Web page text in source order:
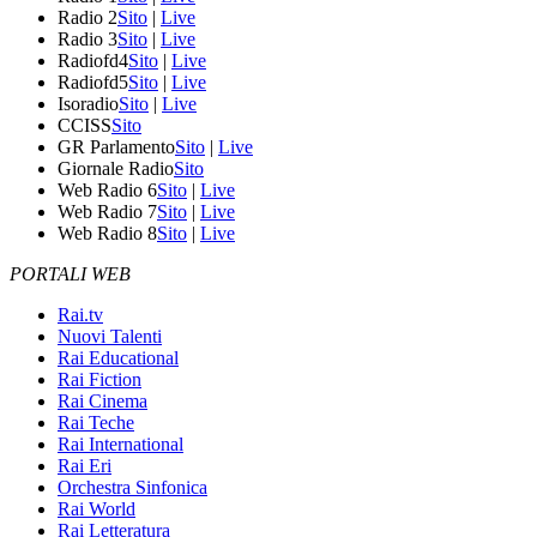
Radio 2Sito | Live
Radio 3Sito | Live
Radiofd4Sito | Live
Radiofd5Sito | Live
IsoradioSito | Live
CCISSSito
GR ParlamentoSito | Live
Giornale RadioSito
Web Radio 6Sito | Live
Web Radio 7Sito | Live
Web Radio 8Sito | Live
PORTALI WEB
Rai.tv
Nuovi Talenti
Rai Educational
Rai Fiction
Rai Cinema
Rai Teche
Rai International
Rai Eri
Orchestra Sinfonica
Rai World
Rai Letteratura